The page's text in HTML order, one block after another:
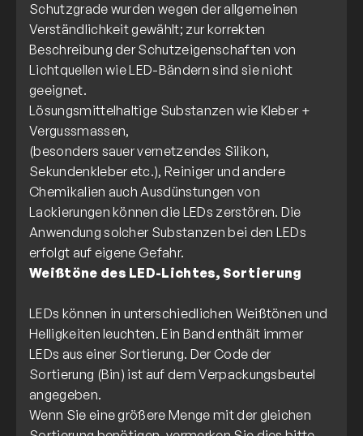
Schutzgrade wurden wegen der allgemeinen
Verständlichkeit gewählt; zur korrekten
Beschreibung der Schutzeigenschaften von
Lichtquellen wie LED-Bändern sind sie nicht
geeignet.
Lösungsmittelhaltige Substanzen wie Kleber +
Vergussmassen,
(besonders sauer vernetzendes Silikon,
Sekundenkleber etc.), Reiniger und andere
Chemikalien auch Ausdünstungen von
Lackierungen können die LEDs zerstören. Die
Anwendung solcher Substanzen bei den LEDs
Weißtöne des LED-Lichtes, Sortierung
LEDs können in unterschiedlichen Weißtönen und
Helligkeiten leuchten. Ein Band enthält immer
LEDs aus einer Sortierung. Der Code der
Sortierung (Bin) ist auf dem Verpackungsbeutel
angegeben.
Wenn Sie eine größere Menge mit der gleichen